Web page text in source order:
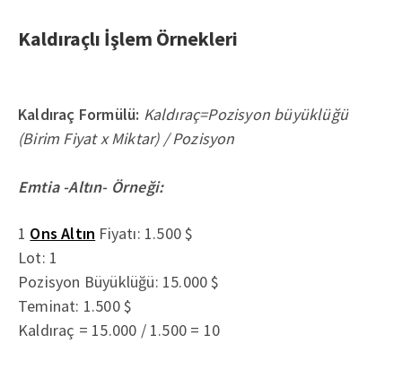
Kaldıraçlı İşlem Örnekleri
Kaldıraç Formülü: Kaldıraç=Pozisyon büyüklüğü
(Birim Fiyat x Miktar) / Pozisyon
Emtia -Altın- Örneği:
1 Ons Altın Fiyatı: 1.500 $
Lot: 1
Pozisyon Büyüklüğü: 15.000 $
Teminat: 1.500 $
Kaldıraç = 15.000 / 1.500 = 10